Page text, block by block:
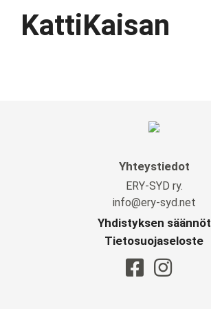
KattiKaisan
Yhteystiedot
ERY-SYD ry.
info@ery-syd.net
Yhdistyksen säännöt
Tietosuojaseloste